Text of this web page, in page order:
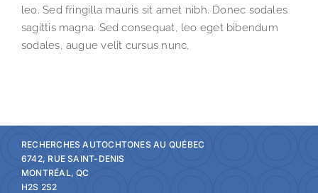
leo. Sed fringilla mauris sit amet nibh. Donec sodales
sagittis magna. Sed consequat, leo eget bibendum
sodales, augue velit cursus nunc,
RECHERCHES AUTOCHTONES AU QUÉBEC
6742, RUE SAINT-DENIS
MONTRÉAL, QC
H2S 2S2